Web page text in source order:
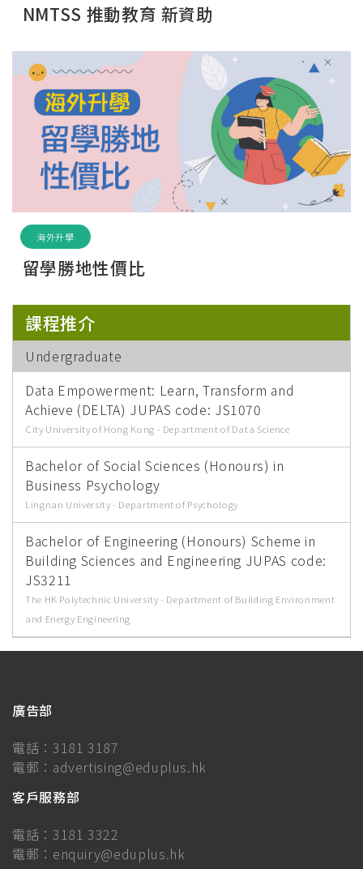
NMTSS 推動教育 新資助
海外升學
留學勝地性價比
課程推介
Undergraduate
Data Empowerment: Learn, Transform and
Achieve (DELTA) JUPAS code: JS1070
City University of Hong Kong - Department of Data Science
Bachelor of Social Sciences (Honours) in
Business Psychology
Lingnan University - Department of Psychology
Bachelor of Engineering (Honours) Scheme in
Building Sciences and Engineering JUPAS code:
JS3211
The HK Polytechnic University - Department of Building Environment
and Energy Engineering
廣告部
電話： 3181 3187
電郵： advertising@eduplus.hk
客戶服務部
電話： 3181 3322
電郵： enquiry@eduplus.hk